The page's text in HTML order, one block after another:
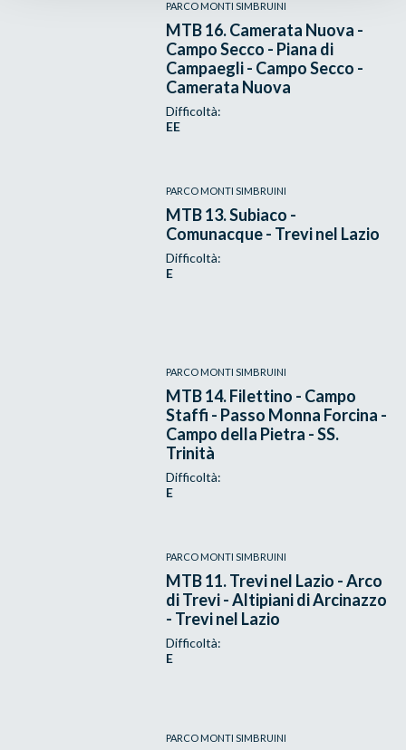
PARCO MONTI SIMBRUINI
MTB 16. Camerata Nuova -
Campo Secco - Piana di
Campaegli - Campo Secco -
Camerata Nuova
Difficoltà:
EE
PARCO MONTI SIMBRUINI
MTB 13. Subiaco -
Comunacque - Trevi nel Lazio
Difficoltà:
E
PARCO MONTI SIMBRUINI
MTB 14. Filettino - Campo
Staffi - Passo Monna Forcina -
Campo della Pietra - SS.
Trinità
Difficoltà:
E
PARCO MONTI SIMBRUINI
MTB 11. Trevi nel Lazio - Arco
di Trevi - Altipiani di Arcinazzo
- Trevi nel Lazio
Difficoltà:
E
PARCO MONTI SIMBRUINI